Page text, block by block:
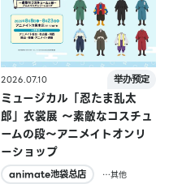
2026.07.10
ミュージカル「忍たま乱太
郎」衣裳展 ～素敵なコスチュ
ームの段～アニメイトオンリ
ーショップ
animate池袋总店
…其他